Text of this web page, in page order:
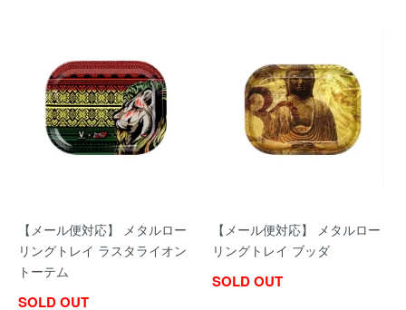
【メール便対応】 メタルロー
リングトレイ ラスタライオン
トーテム
SOLD OUT
【メール便対応】 メタルロー
リングトレイ ブッダ
SOLD OUT